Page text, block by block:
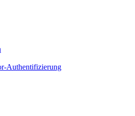
Authentifizierung